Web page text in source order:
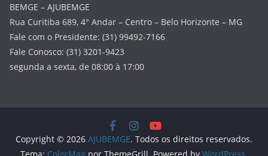
BEMGE – AJUBEMGE
Rua Curitiba 689, 4° Andar – Centro – Belo Horizonte – MG
Fale com o Presidente: (31) 99492-7166
Fale Conosco: (31) 3201-9423
segunda a sexta, de 08:00 à 17:00
Copyright © 2026 AJUBEMGE. Todos os direitos reservados.
Tema: ColorMag por ThemeGrill. Powered by WordPress